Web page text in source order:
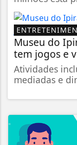
Museu do
tem jogos e
Atividades
mediadas e